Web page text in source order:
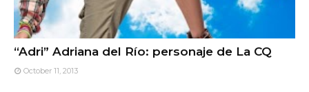
“Adri” Adriana del Río: personaje de La CQ
October 11, 2013